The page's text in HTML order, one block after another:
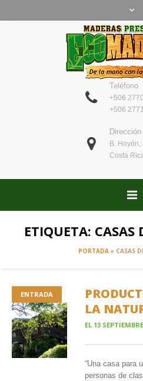
Teléfono
+506
+506
Dirección
B. Hoyón,
Costa
ETIQUETA: CASAS
PORTADA» CASAS
ENTRADA
LA
EL 13
“Una casa para
personas de